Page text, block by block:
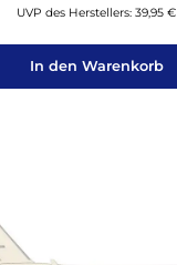
UVP des Herstellers: 39,95 €
In den Warenkorb